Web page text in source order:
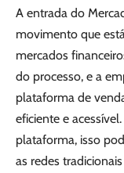
A entrada do
movimento que
mercados
do processo, e a
plataforma de
eficiente e
plataforma, isso
as redes